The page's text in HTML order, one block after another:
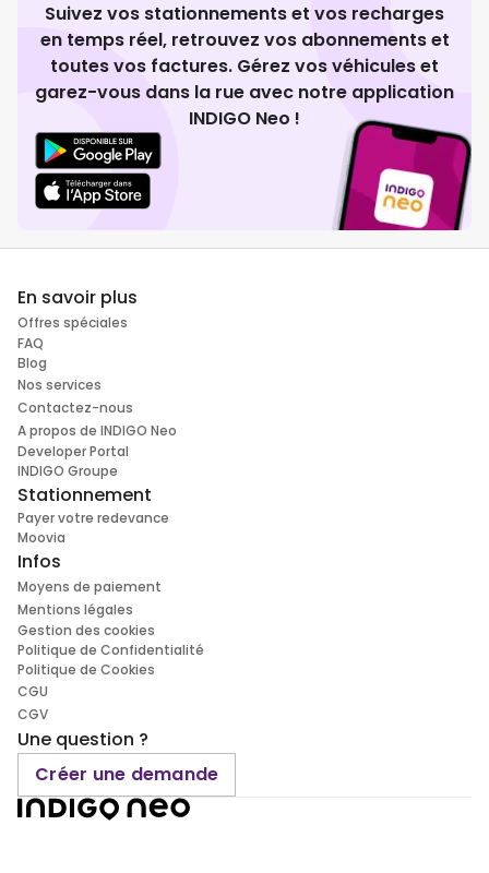
Suivez vos stationnements et vos recharges
en temps réel, retrouvez vos abonnements et
toutes vos factures. Gérez vos véhicules et
garez-vous dans la rue avec notre application
INDIGO Neo !
En savoir plus
Offres spéciales
FAQ
Blog
Nos services
Contactez-nous
A propos de INDIGO Neo
Developer Portal
INDIGO Groupe
Stationnement
Payer votre redevance
Moovia
Infos
Moyens de paiement
Mentions légales
Gestion des cookies
Politique de Confidentialité
Politique de Cookies
CGU
CGV
Une question ?
Créer une demande